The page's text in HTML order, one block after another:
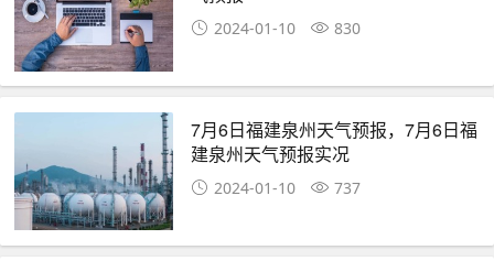
2024-01-10 830
7月6日福建泉州天气预报，7月6日福
建泉州天气预报实况
2024-01-10 737